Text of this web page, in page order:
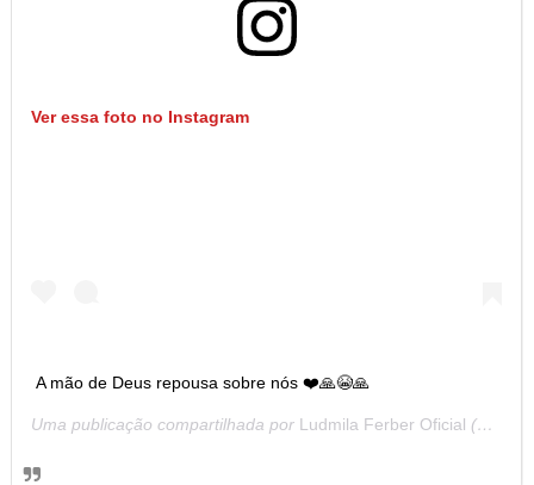
Ver essa foto no Instagram
A mão de Deus repousa sobre nós ❤️🙏😭🙏
Uma publicação compartilhada por Ludmila Ferber Oficial (@pastoraludmilaferber) em